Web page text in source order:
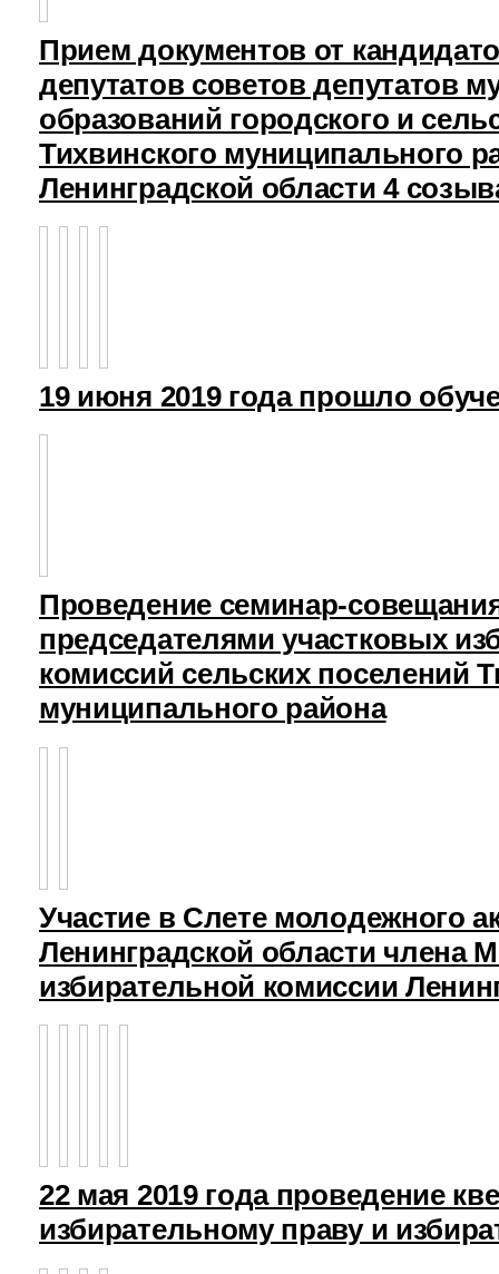
Прием документов от
депутатов советов депутатов
образований городского и
Тихвинского муниципального
Ленинградской области 4
19 июня 2019 года прошло
Проведение семинар-
председателями участковых
комиссий сельских поселений
муниципального района
Участие в Слете молодежного
Ленинградской области члена
избирательной комиссии
22 мая 2019 года проведение
избирательному праву и